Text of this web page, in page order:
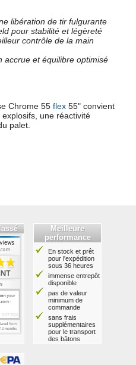
libération de tir fulgurante
pour stabilité et légèreté
contrôle de la main
accrue et équilibre optimisé
Chrome 55 flex 55" convient
une réactivité
palet.
Meilleure
performance
En stock et prêt
pour l'expédition
sous 36 heures
immense entrepôt
disponible
pas de valeur
minimum de
commande
sans frais
supplémentaires
pour le transport
des bâtons